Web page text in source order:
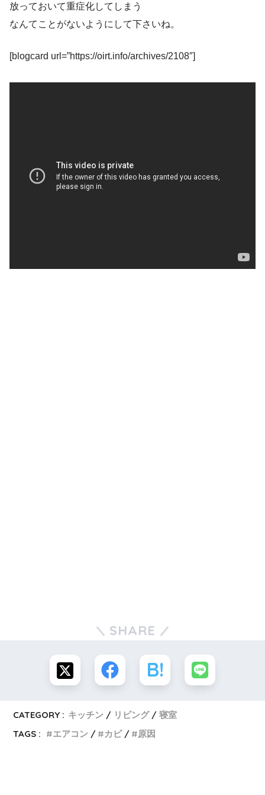
放っておいて重症化してしまう
なんてことがないようにして下さいね。
[blogcard url=”https://oirt.info/archives/2108″]
SHARE
CATEGORY : キッチン リビング
寝室
TAGS :
エアコン カビ 原因